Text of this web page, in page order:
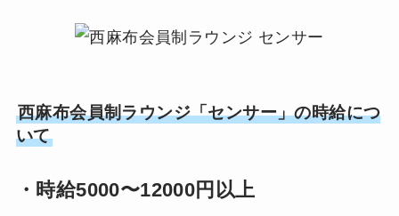
西麻布会員制ラウンジ「センサー」の時給につ
いて
・時給5000〜12000円以上